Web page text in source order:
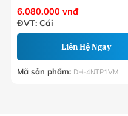
6.080.000vnđ
ĐVT: Cái
Liên Hệ Ngay
Mã sản phẩm: DH-4NTP1VM